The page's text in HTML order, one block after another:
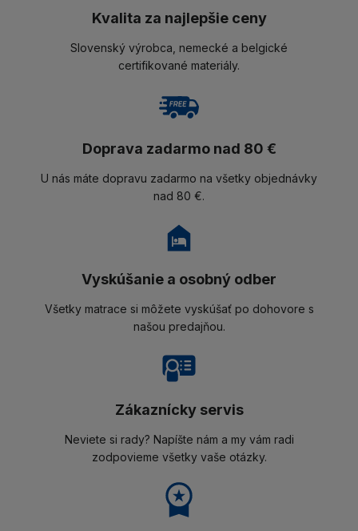
Kvalita za najlepšie ceny
Slovenský výrobca, nemecké a belgické
certifikované materiály.
Doprava zadarmo nad 80 €
U nás máte dopravu zadarmo na všetky objednávky
nad 80 €.
Vyskúšanie a osobný odber
Všetky matrace si môžete vyskúšať po dohovore s
našou predajňou.
Zákaznícky servis
Neviete si rady? Napíšte nám a my vám radi
zodpovieme všetky vaše otázky.